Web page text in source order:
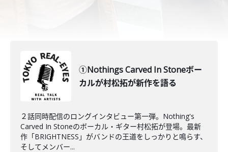
①Nothings Carved In Stoneボー
カルが村松拓が新作を語る
２話同時配信のロングインタビュー第一弾。Nothing's
Carved In Stoneのボーカル・ギター村松拓が登場。最新
作「BRIGHTNESS」がバンドの王道をしっかりと鳴らす、
そしてメンバー...